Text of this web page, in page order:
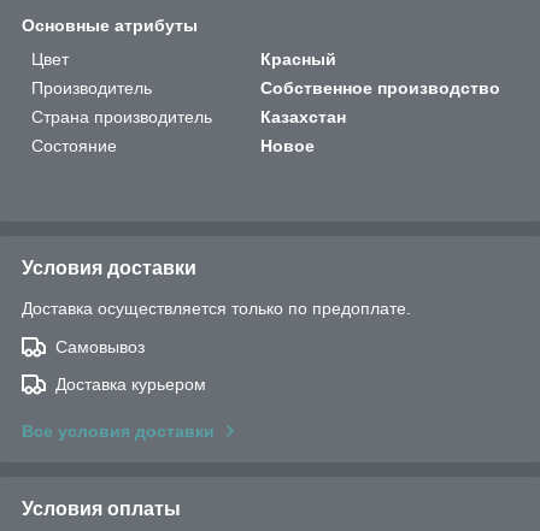
Основные атрибуты
Цвет
Красный
Производитель
Собственное производство
Страна производитель
Казахстан
Состояние
Новое
Условия доставки
Доставка осуществляется только по предоплате.
Самовывоз
Доставка курьером
Все условия доставки
Условия оплаты